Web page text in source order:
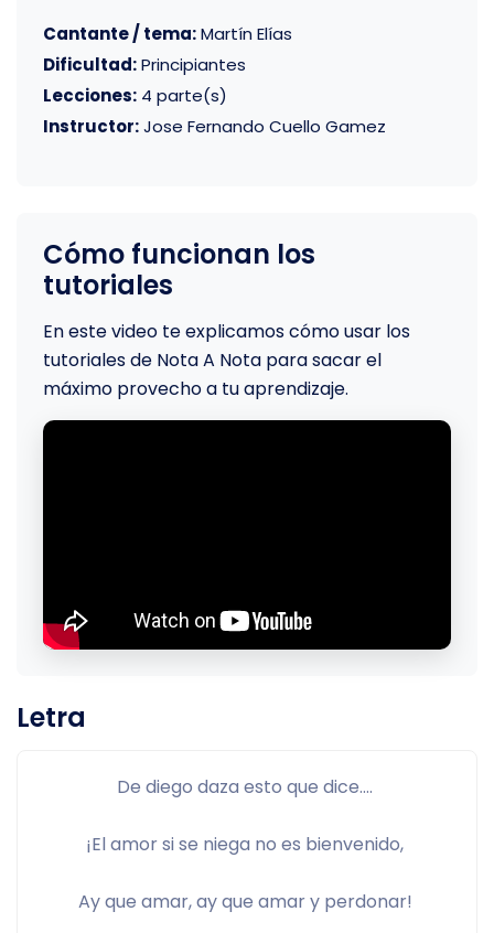
Cantante / tema:Martín Elías
Dificultad:Principiantes
Lecciones: 4 parte(s)
Instructor:Jose Fernando Cuello Gamez
Cómo funcionan los
tutoriales
En este video te explicamos cómo usar los
tutoriales de Nota A Nota para sacar el
máximo provecho a tu aprendizaje.
Letra
De diego daza esto que dice....
¡El amor si se niega no es bienvenido,
Ay que amar, ay que amar y perdonar!